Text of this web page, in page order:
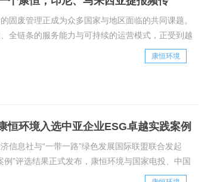
固废管理正成为众多国家与地区面临的共同课题。
全链条的服务能力与可持续的运营模式，正受到越
SurabayaRaya）垃圾焚烧发电项目有条件授标
康恒环境
恒环境入选中亚企业ESG卓越实践案例
信息社与“一带一路”绿色发展国际联盟联合发起
例”评选结果正式发布，康恒环境与国家电投、中国
同入选。本次案例集从众多申报项目中遴选了13个